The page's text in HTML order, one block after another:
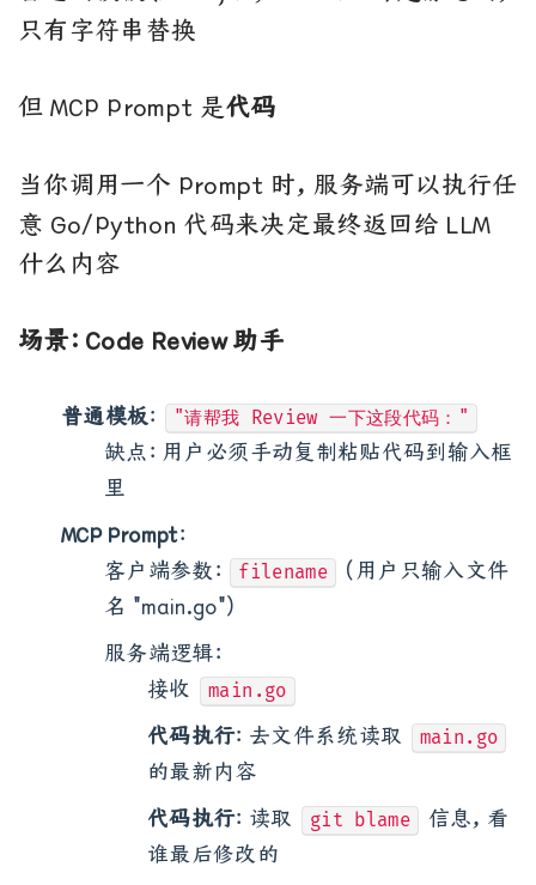
只有字符串替换
但 MCP Prompt 是代码
当你调用一个 Prompt 时，服务端可以执行任
意 Go/Python 代码来决定最终返回给 LLM
什么内容
场景：Code Review 助手
普通模板： "请帮我 Review 一下这段代码："
缺点：用户必须手动复制粘贴代码到输入框
里
MCP Prompt：
客户端参数：
filename
(用户只输入文件
名 "main.go")
服务端逻辑：
接收
main.go
代码执行：去文件系统读取 main.go
的最新内容
代码执行：读取 git blame
信息，看
谁最后修改的